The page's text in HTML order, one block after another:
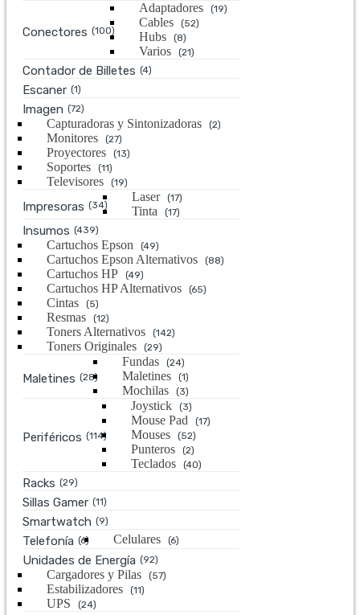
Conectores (100)
Adaptadores (19)
Cables (52)
Hubs (8)
Varios (21)
Contador de Billetes (4)
Escaner (1)
Imagen (72)
Capturadoras y Sintonizadoras (2)
Monitores (27)
Proyectores (13)
Soportes (11)
Televisores (19)
Impresoras (34)
Laser (17)
Tinta (17)
Insumos (439)
Cartuchos Epson (49)
Cartuchos Epson Alternativos (88)
Cartuchos HP (49)
Cartuchos HP Alternativos (65)
Cintas (5)
Resmas (12)
Toners Alternativos (142)
Toners Originales (29)
Maletines (28)
Fundas (24)
Maletines (1)
Mochilas (3)
Periféricos (114)
Joystick (3)
Mouse Pad (17)
Mouses (52)
Punteros (2)
Teclados (40)
Racks (29)
Sillas Gamer (11)
Smartwatch (9)
Telefonía (6) Celulares (6)
Unidades de Energía (92)
Cargadores y Pilas (57)
Estabilizadores (11)
UPS (24)